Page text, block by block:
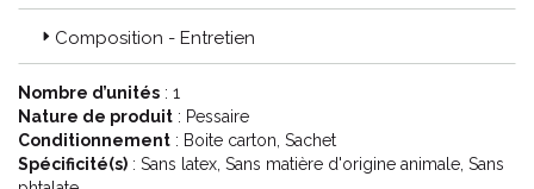
Code ACL : 6277265
Code EAN : 0888937008647
Composition - Entretien
Nombre d’unités : 1
Nature de produit : Pessaire
Conditionnement : Boite carton, Sachet
Spécificité(s) : Sans latex, Sans matière d'origine animale, Sans